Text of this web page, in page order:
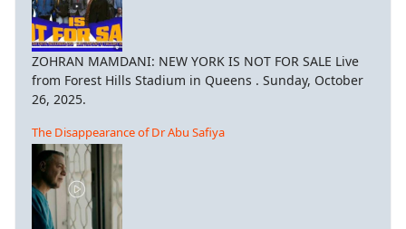
ZOHRAN MAMDANI: NEW YORK IS NOT FOR SALE Live
from Forest Hills Stadium in Queens . Sunday, October
26, 2025.
The Disappearance of Dr Abu Safiya